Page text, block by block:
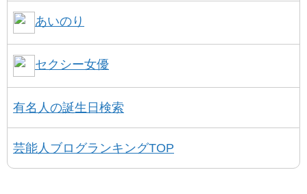
あいのり
セクシー女優
有名人の誕生日検索
芸能人ブログランキングTOP